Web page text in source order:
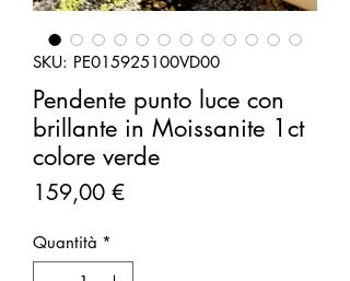
SKU: PE015925100VD00
Pendente punto luce con
brillante in Moissanite 1ct
colore verde
159,00 €Prezzo
Quantità *